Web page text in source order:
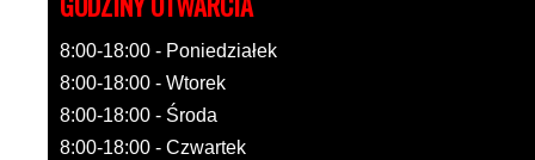
8:00-18:00 - Poniedziałek
8:00-18:00 - Wtorek
8:00-18:00 - Środa
8:00-18:00 - Czwartek